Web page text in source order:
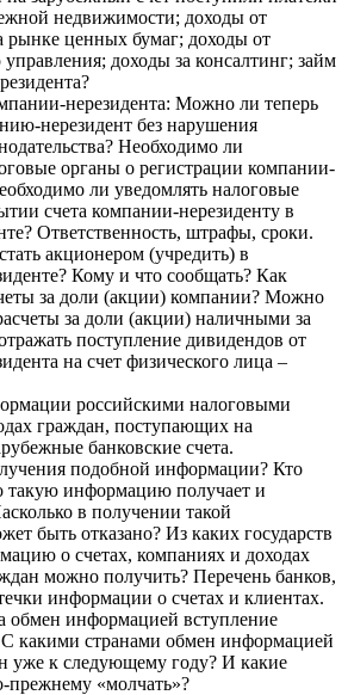
недвижимости; доходы от
рынке ценных бумаг; доходы от
управления; доходы за консалтинг; займ
нерезидента: Можно ли теперь
нерезидент без нарушения
Необходимо ли
органы о регистрации компании-
ли уведомлять налоговые
счета компании-нерезиденту в
Ответственность, штрафы, сроки.
акционером (учредить) в
Кому и что сообщать? Как
за доли (акции) компании? Можно
за доли (акции) наличными за
поступление дивидендов от
на счет физического лица –
российскими налоговыми
граждан, поступающих на
банковские счета.
подобной информации? Кто
такую информацию получает и
в получении такой
быть отказано? Из каких государств
о счетах, компаниях и доходах
можно получить? Перечень банков,
информации о счетах и клиентах.
обмен информацией вступление
какими странами обмен информацией
уже к следующему году? И какие
прежнему «молчать»?